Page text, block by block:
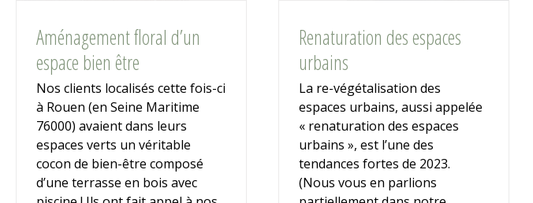
Aménagement floral d’un
espace bien être
Nos clients localisés cette fois-ci
à Rouen (en Seine Maritime
76000) avaient dans leurs
espaces verts un véritable
cocon de bien-être composé
d’une terrasse en bois avec
Renaturation des espaces
urbains
La re-végétalisation des
espaces urbains, aussi appelée
« renaturation des espaces
urbains », est l’une des
tendances fortes de 2023.
(Nous vous en parlions